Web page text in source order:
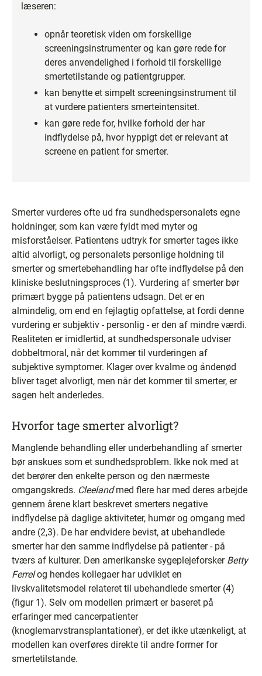
læseren:
opnår teoretisk viden om forskellige
screeningsinstrumenter og kan gøre rede for
deres anvendelighed i forhold til forskellige
smertetilstande og patientgrupper.
kan benytte et simpelt screeningsinstrument til
at vurdere patienters smerteintensitet.
kan gøre rede for, hvilke forhold der har
indflydelse på, hvor hyppigt det er relevant at
screene en patient for smerter.
Smerter vurderes ofte ud fra sundhedspersonalets egne
holdninger, som kan være fyldt med myter og
misforståelser. Patientens udtryk for smerter tages ikke
altid alvorligt, og personalets personlige holdning til
smerter og smertebehandling har ofte indflydelse på den
kliniske beslutningsproces (1). Vurdering af smerter bør
primært bygge på patientens udsagn. Det er en
almindelig, om end en fejlagtig opfattelse, at fordi denne
vurdering er subjektiv - personlig - er den af mindre værdi.
Realiteten er imidlertid, at sundhedspersonale udviser
dobbeltmoral, når det kommer til vurderingen af
subjektive symptomer. Klager over kvalme og åndenød
bliver taget alvorligt, men når det kommer til smerter, er
sagen helt anderledes.
Hvorfor tage smerter alvorligt?
Manglende behandling eller underbehandling af smerter
bør anskues som et sundhedsproblem. Ikke nok med at
det berører den enkelte person og den nærmeste
omgangskreds. Cleelandmed flere har med deres arbejde
gennem årene klart beskrevet smerters negative
indflydelse på daglige aktiviteter, humør og omgang med
andre (2,3). De har endvidere bevist, at ubehandlede
smerter har den samme indflydelse på patienter - på
tværs af kulturer. Den amerikanske sygeplejeforsker Betty
Ferrelog hendes kollegaer har udviklet en
livskvalitetsmodel relateret til ubehandlede smerter (4)
(figur 1). Selv om modellen primært er baseret på
erfaringer med cancerpatienter
(knoglemarvstransplantationer), er det ikke utænkeligt, at
modellen kan overføres direkte til andre former for
smertetilstande.